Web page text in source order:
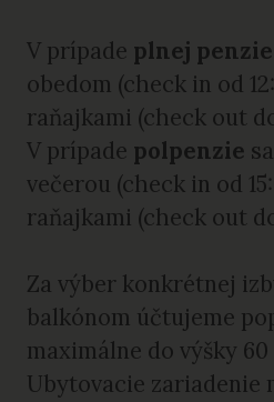
V prípade plnej penzie
obedom (check in od
raňajkami (check out
V prípade polpenzie
večerou (check in od
raňajkami (check out
Za výber konkrétnej
balkónom účtujeme
maximálne do výšky
Ubytovacie zariadenie